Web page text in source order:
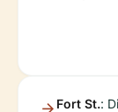
Fort St.: